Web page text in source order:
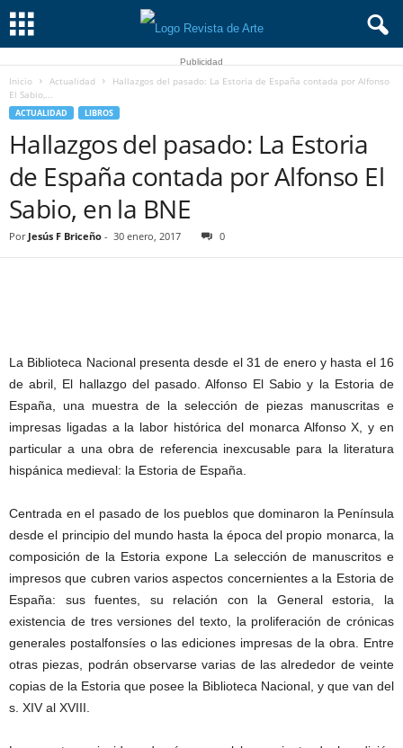
Publicidad
Inicio Actualidad
Hallazgos del pasado: La Estoria de España contada por Alfonso
El Sabio,...
ACTUALIDAD LIBROS
Hallazgos del pasado: La Estoria
de España contada por Alfonso El
Sabio, en la BNE
Por Jesús F Briceño - 30 enero, 2017 0
La Biblioteca Nacional presenta desde el 31 de enero y hasta el 16
de abril, El hallazgo del pasado. Alfonso El Sabio y la Estoria de
España, una muestra de la selección de piezas manuscritas e
impresas ligadas a la labor histórica del monarca Alfonso X, y en
particular a una obra de referencia inexcusable para la literatura
hispánica medieval: la Estoria de España.
Centrada en el pasado de los pueblos que dominaron la Península
desde el principio del mundo hasta la época del propio monarca, la
composición de la Estoria expone La selección de manuscritos e
impresos que cubren varios aspectos concernientes a la Estoria de
España: sus fuentes, su relación con la General estoria, la
existencia de tres versiones del texto, la proliferación de crónicas
generales postalfonsíes o las ediciones impresas de la obra. Entre
otras piezas, podrán observarse varias de las alrededor de veinte
copias de la Estoria que posee la Biblioteca Nacional, y que van del
s. XIV al XVIII.